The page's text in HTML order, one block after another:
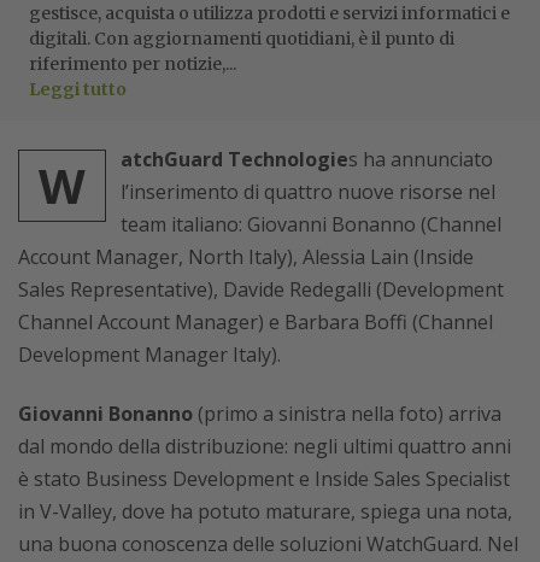
gestisce, acquista o utilizza prodotti e servizi informatici e
digitali. Con aggiornamenti quotidiani, è il punto di
riferimento per notizie,...
Leggi tutto
W atchGuard Technologies ha annunciato
l’inserimento di quattro nuove risorse nel
team italiano: Giovanni Bonanno (Channel
Account Manager, North Italy), Alessia Lain (Inside
Sales Representative), Davide Redegalli (Development
Channel Account Manager) e Barbara Boffi (Channel
Development Manager Italy).
Giovanni Bonanno (primo a sinistra nella foto) arriva
dal mondo della distribuzione: negli ultimi quattro anni
è stato Business Development e Inside Sales Specialist
in V-Valley, dove ha potuto maturare, spiega una nota,
una buona conoscenza delle soluzioni WatchGuard. Nel